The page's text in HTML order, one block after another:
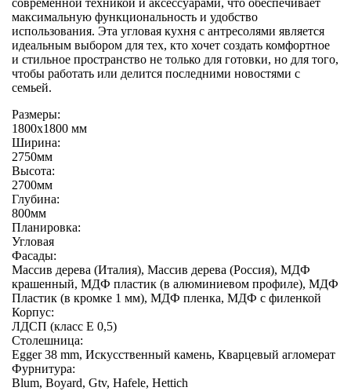
современной техникой и аксессуарами, что обеспечивает
максимальную функциональность и удобство
использования. Эта угловая кухня с антресолями является
идеальным выбором для тех, кто хочет создать комфортное
и стильное пространство не только для готовки, но для того,
чтобы работать или делится последними новостями с
семьей.
Размеры:
1800х1800 мм
Ширина:
2750мм
Высота:
2700мм
Глубина:
800мм
Планировка:
Угловая
Фасады:
Массив дерева (Италия), Массив дерева (Россия), МДФ
крашенный, МДФ пластик (в алюминиевом профиле), МДФ
Пластик (в кромке 1 мм), МДФ пленка, МДФ с филенкой
Корпус:
ЛДСП (класс E 0,5)
Столешница:
Egger 38 mm, Искусственный камень, Кварцевый агломерат
Фурнитура:
Blum, Boyard, Gtv, Hafele, Hettich